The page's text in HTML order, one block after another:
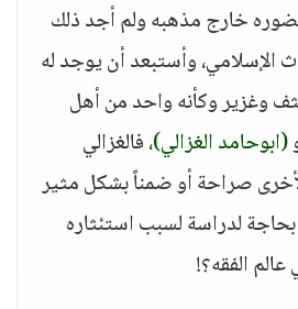
خارج مذهبه ولم أجد ذلك
الإسلامي، وأستبعد أن يوجد له
وغزير وكأنه واحد من أهل
(ابوحامد الغزالي)، فالغزالي
صراحة أو ضمناً بشكل مثير
لدراسة لسبب استئثاره
عالم الفقه؟!